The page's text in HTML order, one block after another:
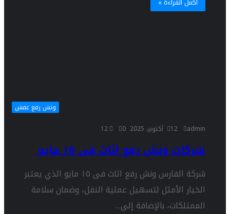
ونش رفع عفش
admin
12 أكتوبر، 2025 0
12
شركات ونش رفع اثاث فى ١٥ مايو
شركة الفارس ونش رفع اثاث فى ١٥ مايو الذي يعتبر
الخيار الأمثل لتسهيل عملية النقل، وضمان سلامة
الممتلكات، بالإضافة إلى…